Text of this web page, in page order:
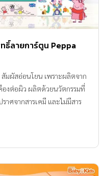
ธิ์ลายการ์ตูน Peppa
มผัสอ่อนโยน เพราะผลิตจาก
องต่อผิว ผลิตด้วยนวัตกรรมที่
าศจากสารเคมี และไม่มีสาร